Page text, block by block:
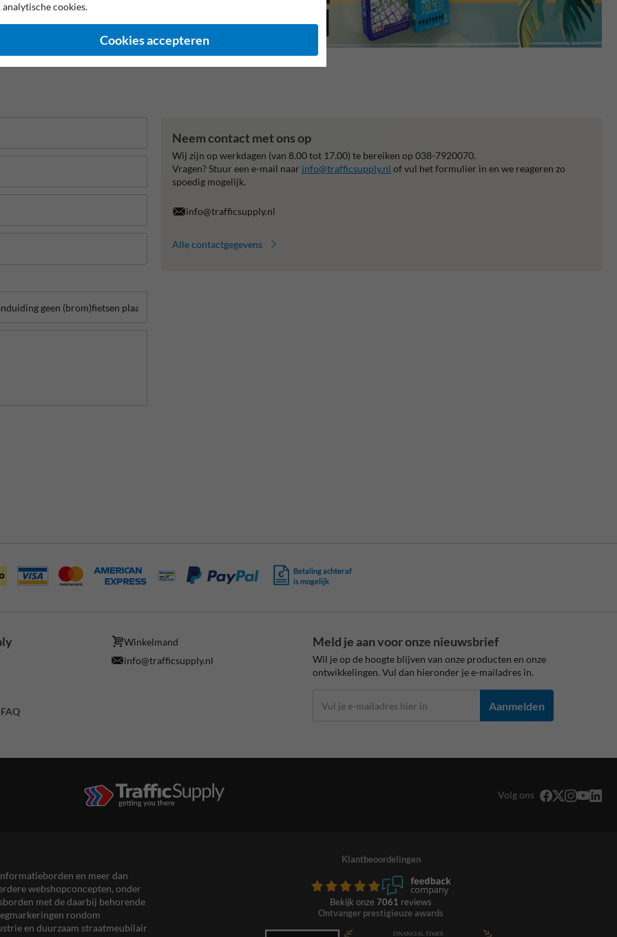
Neem contact met ons op
Wij zijn op werkdagen (van 8.00 tot 17.00) te bereiken op 038-7920070.
Vragen? Stuur een e-mail naar info@trafficsupply.nl of vul het formulier in en we reageren zo
spoedig mogelijk.
info@trafficsupply.nl
Alle contactgegevens
Betaling achteraf
is mogelijk
Winkelmand
info@trafficsupply.nl
Meld je aan voor onze nieuwsbrief
Wil je op de hoogte blijven van onze producten en onze
ontwikkelingen. Vul dan hieronder je e-mailadres in.
Aanmelden
Volg ons
en meer dan
webshopconcepten, onder
met de daarbij behorende
rondom
en duurzaam straatmeubilair
Klantbeoordelingen
Bekijk onze 7061 reviews
Ontvanger prestigieuze awards
analytische cookies.
Cookies accepteren